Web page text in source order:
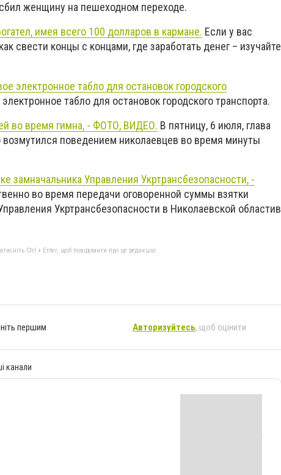
женщину на пешеходном переходе.
имея всего 100 долларов в кармане. Если у вас
свести концы с концами, где заработать денег – изучайте
электронное табло для остановок городского
табло для остановок городского транспорта.
во время гимна, - ФОТО, ВИДЕО. В пятницу, 6 июля, глава
поведением николаевцев во время минуты
замначальника Управления Укртрансбезопасности, -
во время передачи оговоренной суммы взятки
Укртрансбезопасности в Николаевской областив
Ctrl + Enter, щоб повідомити про це редакцію
першим Авторизуйтесь, щоб оцінити
канали